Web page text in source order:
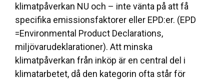
klimatpåverkan NU och – inte vänta på att få
specifika emissionsfaktorer eller EPD:er. (EPD
=Environmental Product Declarations,
miljövarudeklarationer). Att minska
klimatpåverkan från inköp är en central del i
klimatarbetet, då den kategorin ofta står för